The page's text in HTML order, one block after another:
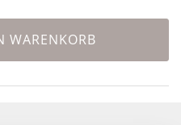
WARENKORB